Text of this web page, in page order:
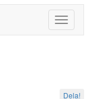
Toggle
Dela!